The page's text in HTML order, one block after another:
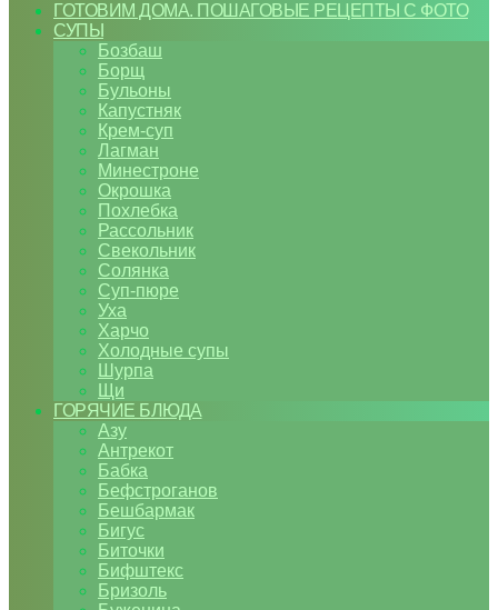
ГОТОВИМ ДОМА. ПОШАГОВЫЕ РЕЦЕПТЫ С ФОТО
СУПЫ
Бозбаш
Борщ
Бульоны
Капустняк
Крем-суп
Лагман
Минестроне
Окрошка
Похлебка
Рассольник
Свекольник
Солянка
Суп-пюре
Уха
Харчо
Холодные супы
Шурпа
Щи
ГОРЯЧИЕ БЛЮДА
Азу
Антрекот
Бабка
Бефстроганов
Бешбармак
Бигус
Биточки
Бифштекс
Бризоль